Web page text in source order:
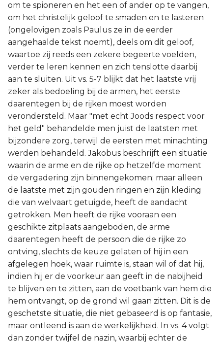
om te spioneren en het een of ander op te vangen,
om het christelijk geloof te smaden en te lasteren
(ongelovigen zoals Paulus ze in de eerder
aangehaalde tekst noemt), deels om dit geloof,
waartoe zij reeds een zekere begeerte voelden,
verder te leren kennen en zich tenslotte daarbij
aan te sluiten. Uit vs. 5-7 blijkt dat het laatste vrij
zeker als bedoeling bij de armen, het eerste
daarentegen bij de rijken moest worden
verondersteld. Maar "met echt Joods respect voor
het geld" behandelde men juist de laatsten met
bijzondere zorg, terwijl de eersten met minachting
werden behandeld. Jakobus beschrijft een situatie
waarin de arme en de rijke op hetzelfde moment
de vergadering zijn binnengekomen; maar alleen
de laatste met zijn gouden ringen en zijn kleding
die van welvaart getuigde, heeft de aandacht
getrokken. Men heeft de rijke vooraan een
geschikte zitplaats aangeboden, de arme
daarentegen heeft de persoon die de rijke zo
ontving, slechts de keuze gelaten of hij in een
afgelegen hoek, waar ruimte is, staan wil of dat hij,
indien hij er de voorkeur aan geeft in de nabijheid
te blijven en te zitten, aan de voetbank van hem die
hem ontvangt, op de grond wil gaan zitten. Dit is de
geschetste situatie, die niet gebaseerd is op fantasie,
maar ontleend is aan de werkelijkheid. In vs. 4 volgt
dan zonder twijfel de nazin, waarbij echter de